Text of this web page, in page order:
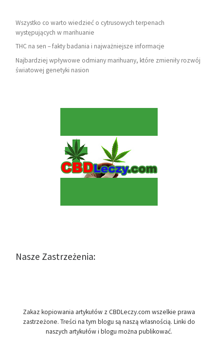
Wszystko co warto wiedzieć o cytrusowych terpenach
występujących w marihuanie
THC na sen – fakty badania i najważniejsze informacje
Najbardziej wpływowe odmiany marihuany, które zmieniły rozwój
światowej genetyki nasion
Nasze Zastrzeżenia:
Zakaz kopiowania artykułów z CBDLeczy.com wszelkie prawa
zastrzeżone. Treści na tym blogu są naszą własnością. Linki do
naszych artykułów i blogu można publikować.